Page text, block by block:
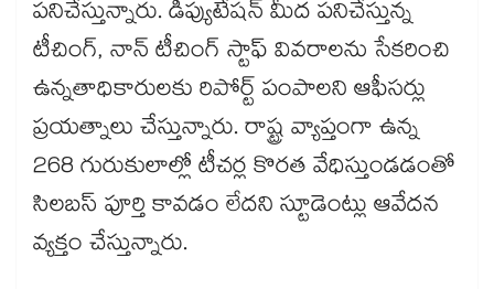
పనిచేస్తున్నారు. డిప్యుటేషన్‌‌‌‌‌‌‌‌‌‌‌‌‌‌‌‌‌‌‌‌‌‌‌‌‌‌‌‌‌‌‌‌ మీద పనిచేస్తున్న
టీచింగ్, నాన్‌‌‌‌‌‌‌‌‌‌‌‌‌‌‌‌‌‌‌‌‌‌‌‌‌‌‌‌‌‌‌‌ టీచింగ్‌‌‌‌‌‌‌‌‌‌‌‌‌‌‌‌‌‌‌‌‌‌‌‌‌‌‌‌‌‌‌‌ స్టాఫ్‌‌‌‌‌‌‌‌‌‌‌‌‌‌‌‌‌‌‌‌‌‌‌‌‌‌‌‌‌‌‌‌ వివరాలను సేకరించి
ఉన్నతాధికారులకు రిపోర్ట్‌‌‌‌‌‌‌‌‌‌‌‌‌‌‌‌‌‌‌‌‌‌‌‌‌‌‌‌‌‌‌‌ పంపాలని ఆఫీసర్లు
ప్రయత్నాలు చేస్తున్నారు. రాష్ట్ర వ్యాప్తంగా ఉన్న
268 గురుకులాల్లో టీచర్ల కొరత వేధిస్తుండడంతో
సిలబస్‌‌‌‌‌‌‌‌‌‌‌‌‌‌‌‌‌‌‌‌‌‌‌‌‌‌‌‌‌‌‌‌ పూర్తి కావడం లేదని స్టూడెంట్లు ఆవేదన
వ్యక్తం చేస్తున్నారు.